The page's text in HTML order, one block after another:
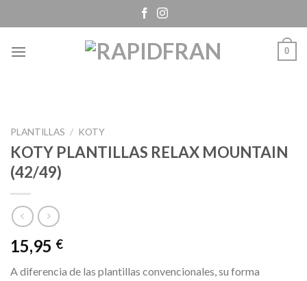
to
0
PLANTILLAS / KOTY
KOTY PLANTILLAS RELAX MOUNTAIN
(42/49)
15,95 €
A diferencia de las plantillas convencionales, su forma